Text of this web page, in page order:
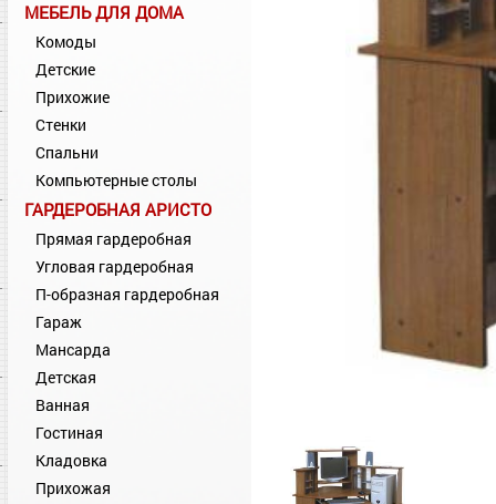
МЕБЕЛЬ ДЛЯ ДОМА
Комоды
Детские
Прихожие
Стенки
Спальни
Компьютерные столы
ГАРДЕРОБНАЯ АРИСТО
Прямая гардеробная
Угловая гардеробная
П-образная гардеробная
Гараж
Мансарда
Детская
Ванная
Гостиная
Кладовка
Прихожая